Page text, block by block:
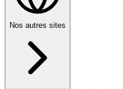
Nos autres sites